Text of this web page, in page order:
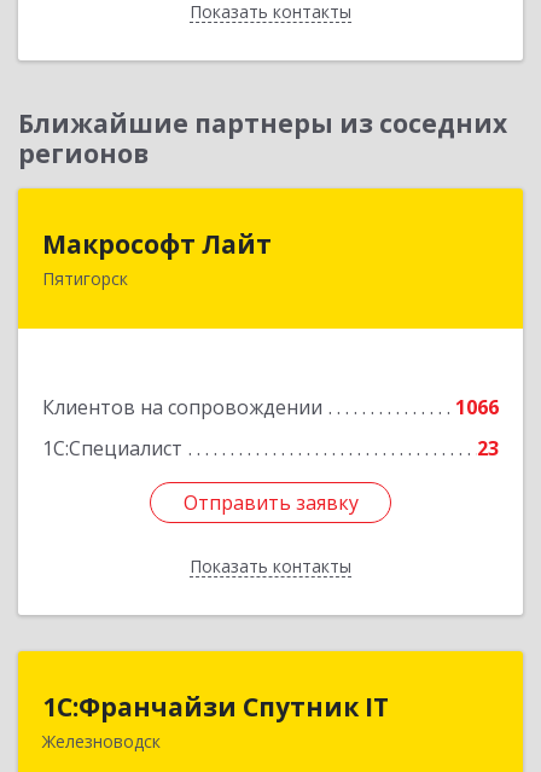
Показать контакты
Назад
Ближайшие партнеры из соседних
регионов
Макрософт Лайт
Пятигорск
Клиентов на сопровождении
1066
1С:Специалист
23
Отправить заявку
Показать контакты
357501, Ставропольский край, Пятигорск г,
Отправить заявку
Назад
1С:Франчайзи Спутник IT
Железноводск
1С:Франчайзи Спутник IT
357430, Ставропольский край, город-курорт